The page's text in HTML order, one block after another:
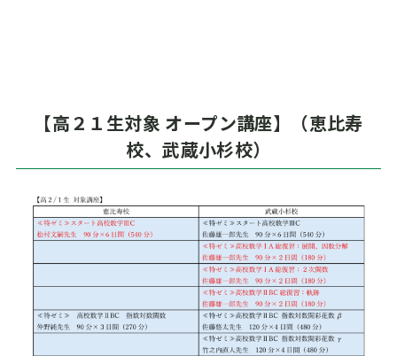
【高２１生対象 オープン講座】（恵比寿
校、武蔵小杉校）